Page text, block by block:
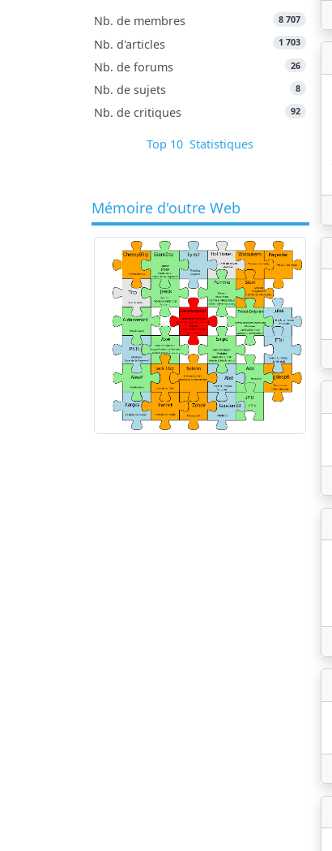
Nb. de membres 8 707
Nb. d'articles 1 703
Nb. de forums 26
Nb. de sujets 8
Nb. de critiques 92
Top 10 Statistiques
Mémoire d'outre Web